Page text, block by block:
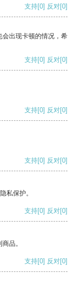
支持[0] 反对[0]
出现卡顿的情况，希
支持[0] 反对[0]
支持[0] 反对[0]
支持[0] 反对[0]
私保护。
支持[0] 反对[0]
品。
支持[0] 反对[0]